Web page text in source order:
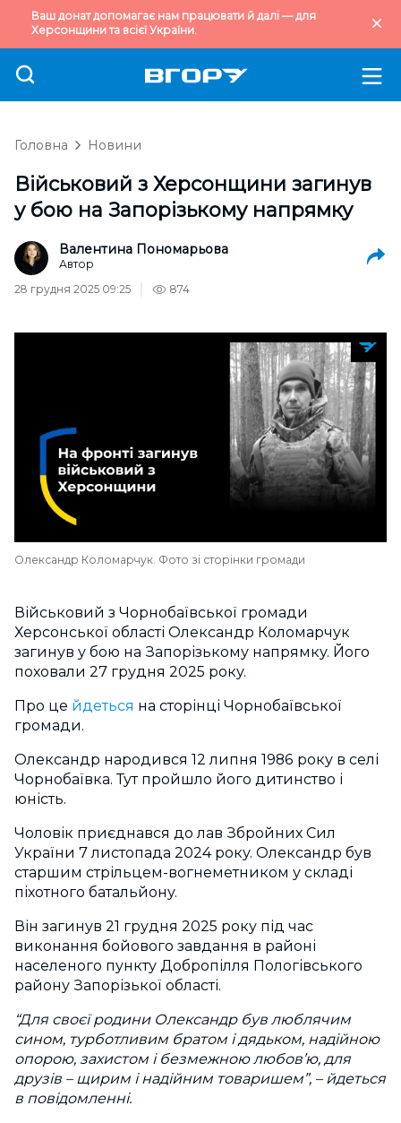
Ваш донат допомагає нам працювати й далі — для
Херсонщини та всієї України.
Головна Новини
Військовий з Херсонщини загинув
у бою на Запорізькому напрямку
Валентина Пономарьова
Автор
28 грудня 2025 09:25
874
Олександр Коломарчук. Фото зі сторінки громади
Військовий з Чорнобаївської громади
Херсонської області Олександр Коломарчук
загинув у бою на Запорізькому напрямку. Його
поховали 27 грудня 2025 року.
Про це йдеться на сторінці Чорнобаївської
громади.
Олександр народився 12 липня 1986 року в селі
Чорнобаївка. Тут пройшло його дитинство і
юність.
Чоловік приєднався до лав Збройних Сил
України 7 листопада 2024 року. Олександр був
старшим стрільцем-вогнеметником у складі
піхотного батальйону.
Він загинув 21 грудня 2025 року під час
виконання бойового завдання в районі
населеного пункту Добропілля Пологівського
району Запорізької області.
“Для своєї родини Олександр був люблячим
сином, турботливим братом і дядьком, надійною
опорою, захистом і безмежною любов’ю, для
друзів – щирим і надійним товаришем”, – йдеться
в повідомленні.